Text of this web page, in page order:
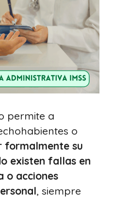
permite a
o
formalmente su
existen fallas en
o acciones
, siempre